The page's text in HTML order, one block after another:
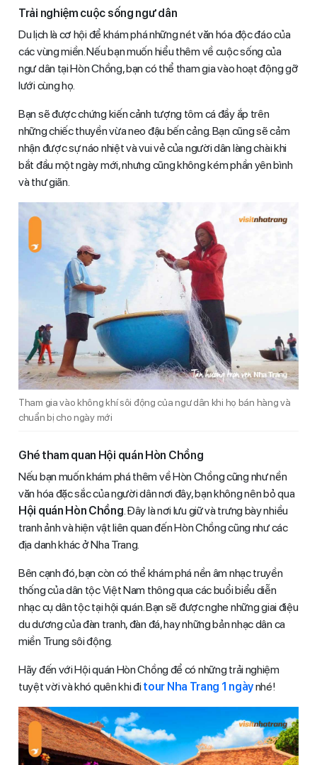
Trải nghiệm cuộc sống ngư dân
Du lịch là cơ hội để khám phá những nét văn hóa độc đáo của
các vùng miền. Nếu bạn muốn hiểu thêm về cuộc sống của
ngư dân tại Hòn Chồng, bạn có thể tham gia vào hoạt động gỡ
lưới cùng họ.
Bạn sẽ được chứng kiến cảnh tượng tôm cá đầy ắp trên
những chiếc thuyền vừa neo đậu bến cảng. Bạn cũng sẽ cảm
nhận được sự náo nhiệt và vui vẻ của người dân làng chài khi
bắt đầu một ngày mới, nhưng cũng không kém phần yên bình
và thư giãn.
Tham gia vào không khí sôi động của ngư dân khi họ bán hàng và
chuẩn bị cho ngày mới
Ghé tham quan Hội quán Hòn Chồng
Nếu bạn muốn khám phá thêm về Hòn Chồng cũng như nền
văn hóa đặc sắc của người dân nơi đây, bạn không nên bỏ qua
Hội quán Hòn Chồng. Đây là nơi lưu giữ và trưng bày nhiều
tranh ảnh và hiện vật liên quan đến Hòn Chồng cũng như các
địa danh khác ở Nha Trang.
Bên cạnh đó, bạn còn có thể khám phá nền âm nhạc truyền
thống của dân tộc Việt Nam thông qua các buổi biểu diễn
nhạc cụ dân tộc tại hội quán. Bạn sẽ được nghe những giai điệu
du dương của đàn tranh, đàn đá, hay những bản nhạc dân ca
miền Trung sôi động.
Hãy đến với Hội quán Hòn Chồng để có những trải nghiệm
tuyệt vời và khó quên khi đitour Nha Trang 1 ngàynhé!